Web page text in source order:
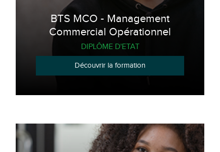
BTS MCO - Management
Commercial Opérationnel
DIPLÔME D'ETAT
Découvrir la formation